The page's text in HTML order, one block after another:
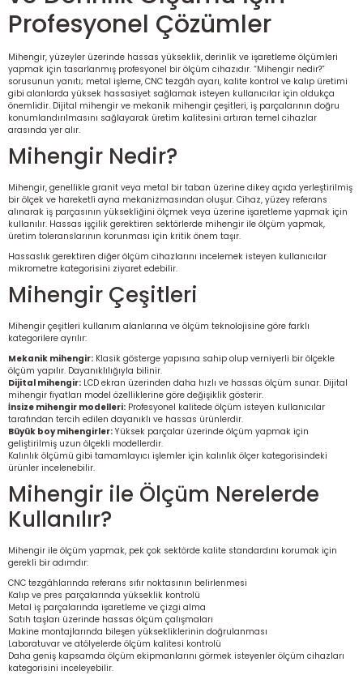
Profesyonel Çözümler
Mihengir, yüzeyler üzerinde hassas yükseklik, derinlik ve işaretleme ölçümleri
yapmak için tasarlanmış profesyonel bir ölçüm cihazıdır. “Mihengir nedir?”
sorusunun yanıtı; metal işleme, CNC tezgâh ayarı, kalite kontrol ve kalıp üretimi
gibi alanlarda yüksek hassasiyet sağlamak isteyen kullanıcılar için oldukça
önemlidir. Dijital mihengir ve mekanik mihengir çeşitleri, iş parçalarının doğru
konumlandırılmasını sağlayarak üretim kalitesini artıran temel cihazlar
arasında yer alır.
Mihengir Nedir?
Mihengir, genellikle granit veya metal bir taban üzerine dikey açıda yerleştirilmiş
bir ölçek ve hareketli ayna mekanizmasından oluşur. Cihaz, yüzey referans
alınarak iş parçasının yüksekliğini ölçmek veya üzerine işaretleme yapmak için
kullanılır. Hassas işçilik gerektiren sektörlerde mihengir ile ölçüm yapmak,
üretim toleranslarının korunması için kritik önem taşır.
Hassaslık gerektiren diğer ölçüm cihazlarını incelemek isteyen kullanıcılar
mikrometre kategorisini ziyaret edebilir.
Mihengir Çeşitleri
Mihengir çeşitleri kullanım alanlarına ve ölçüm teknolojisine göre farklı
kategorilere ayrılır:
Mekanik mihengir: Klasik gösterge yapısına sahip olup verniyerli bir ölçekle
ölçüm yapılır. Dayanıklılığıyla bilinir.
Dijital mihengir: LCD ekran üzerinden daha hızlı ve hassas ölçüm sunar. Dijital
mihengir fiyatları model özelliklerine göre değişiklik gösterir.
İnsize mihengir modelleri: Profesyonel kalitede ölçüm isteyen kullanıcılar
tarafından tercih edilen dayanıklı ve hassas ürünlerdir.
Büyük boy mihengirler: Yüksek parçalar üzerinde ölçüm yapmak için
geliştirilmiş uzun ölçekli modellerdir.
Kalınlık ölçümü gibi tamamlayıcı işlemler için kalınlık ölçer kategorisindeki
ürünler incelenebilir.
Mihengir ile Ölçüm Nerelerde
Kullanılır?
Mihengir ile ölçüm yapmak, pek çok sektörde kalite standardını korumak için
gerekli bir adımdır:
CNC tezgâhlarında referans sıfır noktasının belirlenmesi
Kalıp ve pres parçalarında yükseklik kontrolü
Metal iş parçalarında işaretleme ve çizgi alma
Satıh taşları üzerinde hassas ölçüm çalışmaları
Makine montajlarında bileşen yüksekliklerinin doğrulanması
Laboratuvar ve atölyelerde ölçüm kalitesi kontrolü
Daha geniş kapsamda ölçüm ekipmanlarını görmek isteyenler ölçüm cihazları
kategorisini inceleyebilir.